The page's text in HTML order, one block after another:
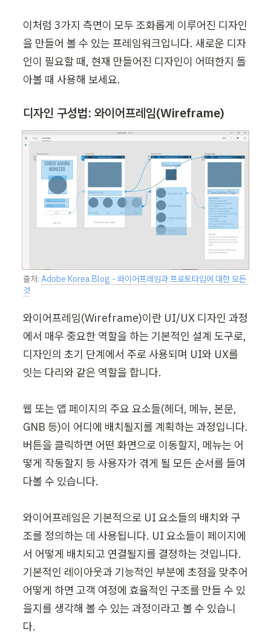
이처럼 3가지 측면이 모두 조화롭게 이루어진 디자인
을 만들어 볼 수 있는 프레임워크입니다. 새로운 디자
인이 필요할 때, 현재 만들어진 디자인이 어떠한지 돌
아볼 때 사용해 보세요.
디자인 구성법: 와이어프레임(Wireframe)
출처: Adobe Korea Blog - 와이어프레임과 프로토타입에 대한 모든
것
와이어프레임(Wireframe)이란 UI/UX 디자인 과정
에서 매우 중요한 역할을 하는 기본적인 설계 도구로,
디자인의 초기 단계에서 주로 사용되며 UI와 UX를
잇는 다리와 같은 역할을 합니다.
웹 또는 앱 페이지의 주요 요소들(헤더, 메뉴, 본문,
GNB 등)이 어디에 배치될지를 계획하는 과정입니다.
버튼을 클릭하면 어떤 화면으로 이동할지, 메뉴는 어
떻게 작동할지 등 사용자가 겪게 될 모든 순서를 들여
다볼 수 있습니다.
와이어프레임은 기본적으로 UI 요소들의 배치와 구
조를 정의하는 데 사용됩니다. UI 요소들이 페이지에
서 어떻게 배치되고 연결될지를 결정하는 것입니다.
기본적인 레이아웃과 기능적인 부분에 초점을 맞추어
어떻게 하면 고객 여정에 효율적인 구조를 만들 수 있
을지를 생각해 볼 수 있는 과정이라고 볼 수 있습니
다.